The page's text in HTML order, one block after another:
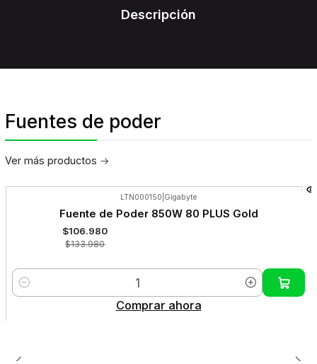
Descripción
Fuentes de poder
Ver más productos
LTN000150 Gigabyte
Fuente de Poder 850W 80 PLUS Gold
$106.980
$133.980
Cantidad
Comprar ahora